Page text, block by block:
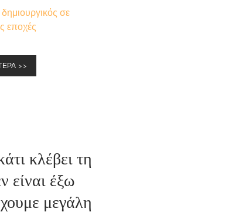
σε
εποχές
>>
κλέβει τη
είναι έξω
μεγάλη